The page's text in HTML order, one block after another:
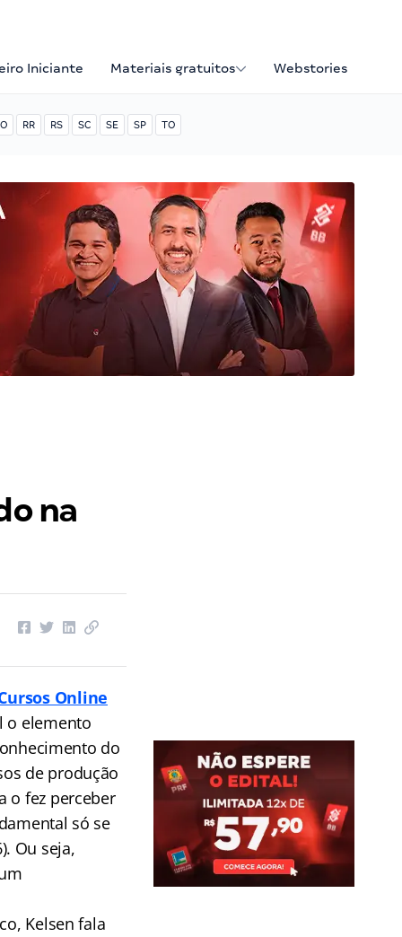
Iniciante Materiais gratuitos Webstories
RR RS SC SE SP TO
na
Online
o elemento
do
de produção
o fez perceber
só se
Ou seja,
Kelsen fala